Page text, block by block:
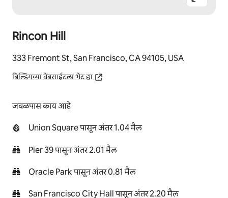
Rincon Hill
333 Fremont St, San Francisco, CA 94105, USA
बिल्डिंगच्या वेबसाईटला भेट द्या
जवळपास काय आहे
Union Square पासून अंतर 1.04 मैल
Pier 39 पासून अंतर 2.01 मैल
Oracle Park पासून अंतर 0.81 मैल
San Francisco City Hall पासून अंतर 2.20 मैल